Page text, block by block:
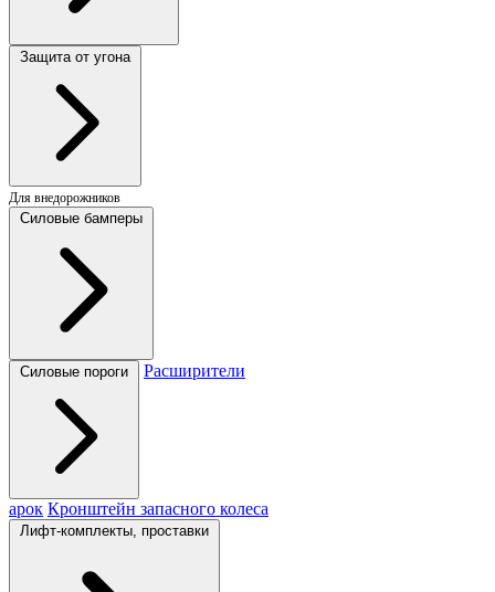
Защита от угона
Для внедорожников
Силовые бамперы
Силовые пороги Расширители
арок Кронштейн запасного колеса
Лифт-комплекты, проставки